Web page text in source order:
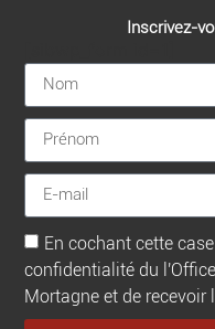
Inscrivez-
En cochant cette
confidentialité du
Mortagne et de recevoir